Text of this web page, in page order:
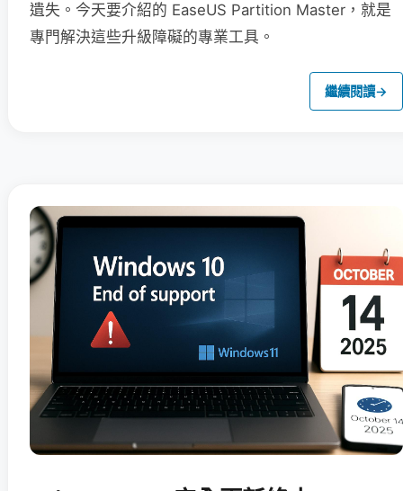
遺失。今天要介紹的 EaseUS Partition Master，就是
專門解決這些升級障礙的專業工具。
繼續閱讀→